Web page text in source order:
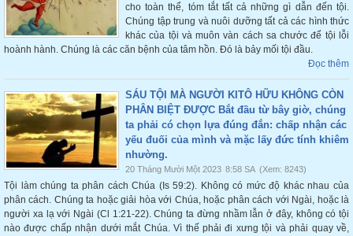
cho toàn thể, tóm tắt tất cả những gì dẫn đến tội.
Chúng tập trung và nuôi dưỡng tất cả các hình thức
khác của tội và muôn vàn cách sa chước để tội lỗi
hoành hành. Chúng là các căn bệnh của tâm hồn. Đó là bảy mối tội đầu.
Đọc thêm
SÁU TỘI MÀ NGƯỜI KITÔ HỮU KHÔNG CÒN
PHÂN BIỆT ĐƯỢC Bắt đầu từ bây giờ, chúng
ta phải có chọn lựa đúng đắn: chấp nhận các
yếu đuối của mình và mặc lấy đức tính khiêm
nhường.
20 Tháng Mười Một 2023 8:58 SA (Xem: 8243)
Tội làm chúng ta phân cách Chúa (Is 59:2). Không có mức độ khác nhau của
phân cách. Chúng ta hoặc giải hòa với Chúa, hoặc phân cách với Ngài, hoặc là
người xa lạ với Ngài (Cl 1:21-22). Chúng ta đừng nhầm lẫn ở đây, không có tội
nào được chấp nhận dưới mắt Chúa. Vì thế phải đi xưng tội và phải quay về,